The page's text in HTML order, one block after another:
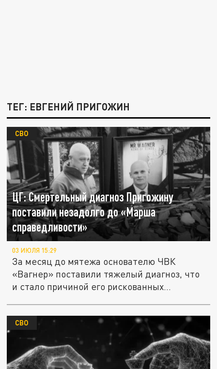
ТЕГ: ЕВГЕНИЙ ПРИГОЖИН
ЦГ: Смертельный диагноз Пригожину
поставили незадолго до «Марша
справедливости»
СВО
03 ИЮЛЯ 15:29
За месяц до мятежа основателю ЧВК
«Вагнер» поставили тяжелый диагноз, что
и стало причиной его рискованных...
СВО